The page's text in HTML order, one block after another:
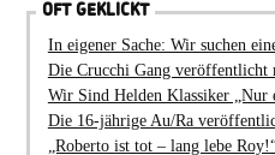
OFT GEKLICKT
In eigener Sache: Wir suchen
Die Crucchi Gang veröffentlicht
Wir Sind Helden Klassiker „Nur
Die 16-jährige Au/Ra
„Roberto ist tot – lang lebe